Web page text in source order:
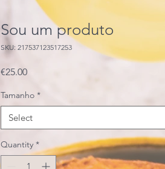
Sou um produto
SKU: 217537123517253
€25.00Price
Tamanho *
Select
Quantity *